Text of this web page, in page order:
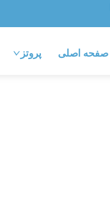
صفحه اصلی پروتز